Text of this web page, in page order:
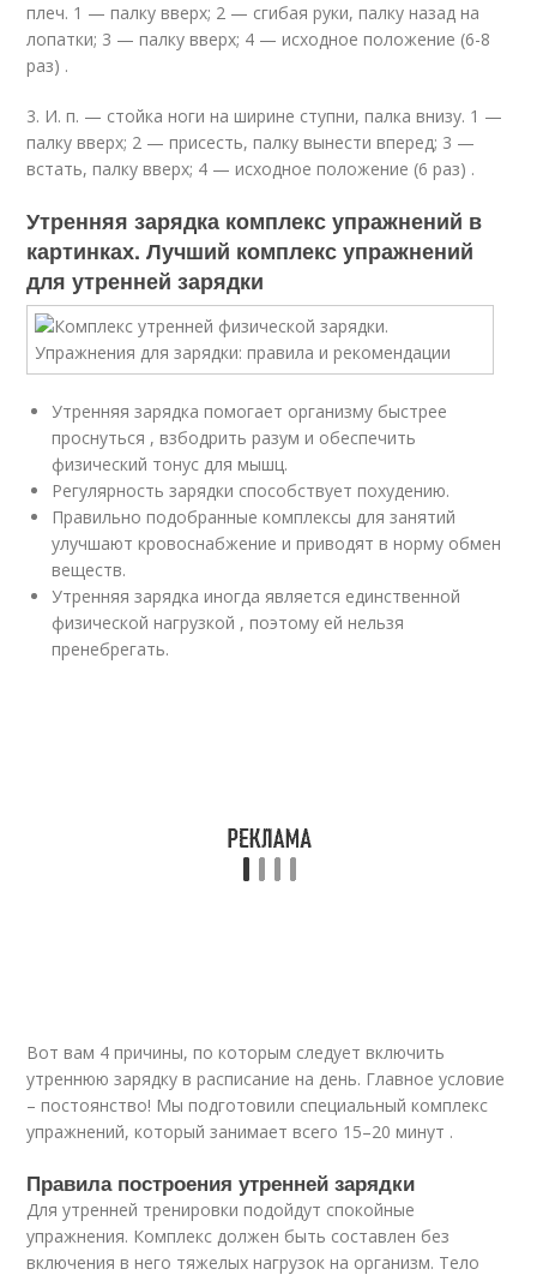
плеч. 1 — палку вверх; 2 — сгибая руки, палку назад на
лопатки; 3 — палку вверх; 4 — исходное положение (6-8
раз) .
3. И. п. — стойка ноги на ширине ступни, палка внизу. 1 —
палку вверх; 2 — присесть, палку вынести вперед; 3 —
встать, палку вверх; 4 — исходное положение (6 раз) .
Утренняя зарядка комплекс упражнений в
картинках. Лучший комплекс упражнений
для утренней зарядки
Утренняя зарядка помогает организму быстрее
проснуться , взбодрить разум и обеспечить
физический тонус для мышц.
Регулярность зарядки способствует похудению.
Правильно подобранные комплексы для занятий
улучшают кровоснабжение и приводят в норму обмен
веществ.
Утренняя зарядка иногда является единственной
физической нагрузкой , поэтому ей нельзя
пренебрегать.
Вот вам 4 причины, по которым следует включить
утреннюю зарядку в расписание на день. Главное условие
– постоянство! Мы подготовили специальный комплекс
упражнений, который занимает всего 15–20 минут .
Правила построения утренней зарядки
Для утренней тренировки подойдут спокойные
упражнения. Комплекс должен быть составлен без
включения в него тяжелых нагрузок на организм. Тело